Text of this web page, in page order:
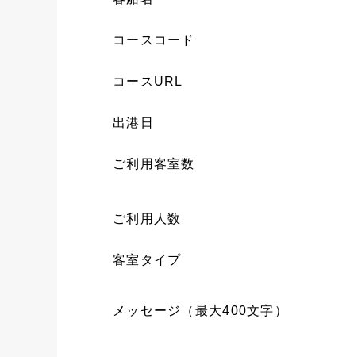
コースコード
コースURL
出港日
ご利用客室数
ご利用人数
客室タイプ
メッセージ（最大400文字）